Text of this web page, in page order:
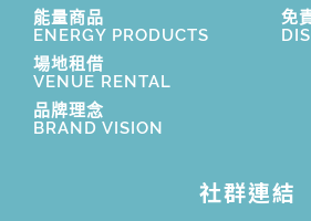
能量商品
ENERGY PRODUCTS
場地租借
VENUE RENTAL
品牌理念
BRAND VISION
免
社群連結